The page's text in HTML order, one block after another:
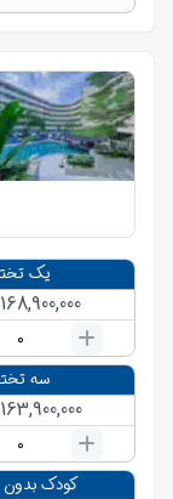
یک
168,900,000
0
سه
163,900,000
0
کودک